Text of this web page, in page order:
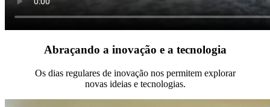
Abraçando a inovação e a tecnologia
Os dias regulares de inovação nos permitem explorar
novas ideias e tecnologias.